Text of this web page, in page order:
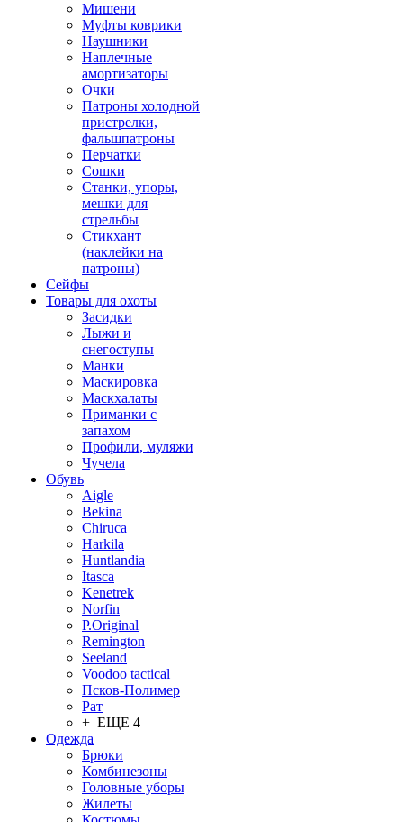
Мишени
Муфты коврики
Наушники
Наплечные
амортизаторы
Очки
Патроны холодной
пристрелки,
фальшпатроны
Перчатки
Сошки
Станки, упоры,
мешки для
стрельбы
Стикхант
(наклейки на
патроны)
Сейфы
Товары для охоты
Засидки
Лыжи и
снегоступы
Манки
Маскировка
Маскхалаты
Приманки с
запахом
Профили, муляжи
Чучела
Обувь
Aigle
Bekina
Chiruсa
Harkila
Huntlandia
Itasca
Kenetrek
Norfin
P.Original
Remington
Seeland
Voodoo tactical
Псков-Полимер
Рат
+ ЕЩЕ 4
Одежда
Брюки
Комбинезоны
Головные уборы
Жилеты